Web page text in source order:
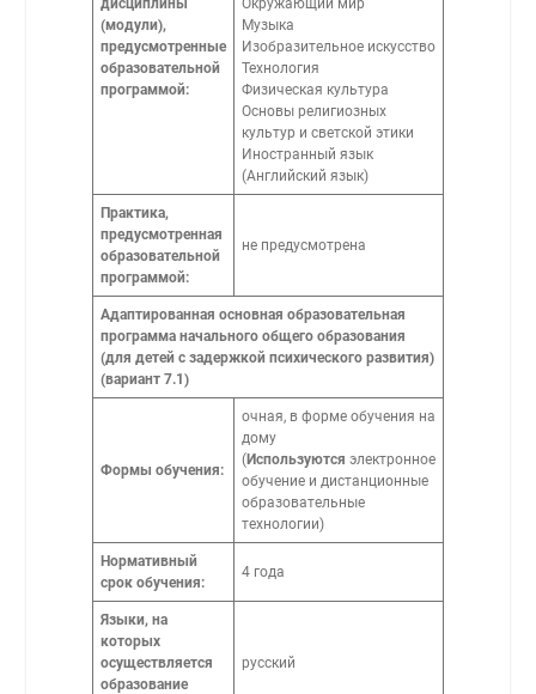
дисциплины
(модули),
предусмотренные
образовательной
программой:
Окружающий мир
Музыка
Изобразительное искусство
Технология
Физическая культура
Основы религиозных
культур и светской этики
Иностранный язык
(Английский язык)
Практика,
предусмотренная
образовательной
программой:
не предусмотрена
Адаптированная основная образовательная
программа начального общего образования
(для детей с задержкой психического развития)
(вариант 7.1)
Формы обучения:
очная, в форме обучения на
дому
(Используются электронное
обучение и дистанционные
образовательные
технологии)
Нормативный
срок обучения:
4 года
Языки, на
которых
осуществляется
образование
русский